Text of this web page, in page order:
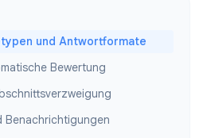
und Antwortformate
Bewertung
Benachrichtigungen